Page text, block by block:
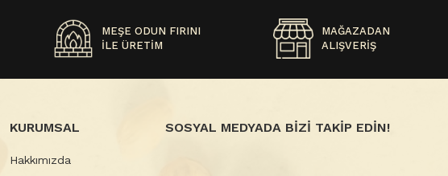
MEŞE ODUN FIRINI
İLE ÜRETİM
MAĞAZADAN
ALIŞVERİŞ
KURUMSAL
Hakkımızda
SOSYAL MEDYADA BİZİ TAKİP EDİN!